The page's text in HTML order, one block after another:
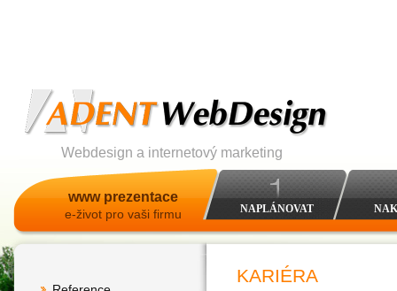
Webdesign a internetový marketing
www prezentace
e-život pro vaši firmu NAPLÁNOVAT
KARIÉRA